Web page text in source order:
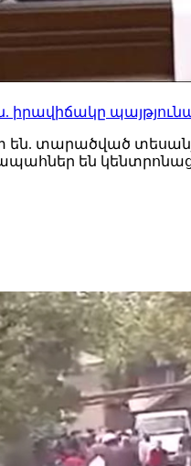
իրավիճակը
տարածված
են